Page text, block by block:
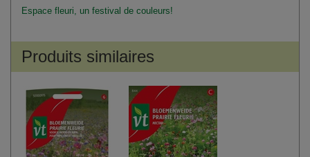
Espace fleuri, un festival de couleurs!
Produits similaires